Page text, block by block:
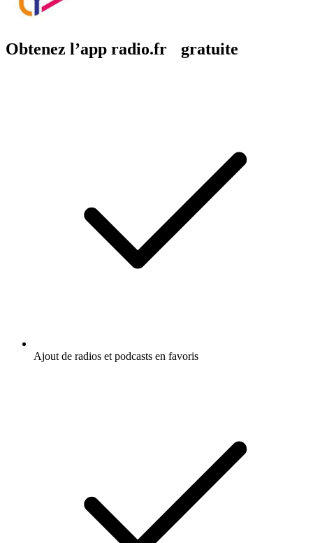
Obtenez l’app radio.fr gratuite
Ajout de radios et podcasts en favoris